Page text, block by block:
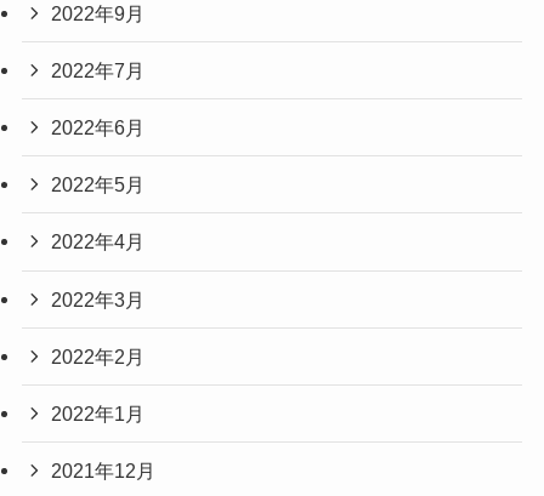
2022年9月
2022年7月
2022年6月
2022年5月
2022年4月
2022年3月
2022年2月
2022年1月
2021年12月